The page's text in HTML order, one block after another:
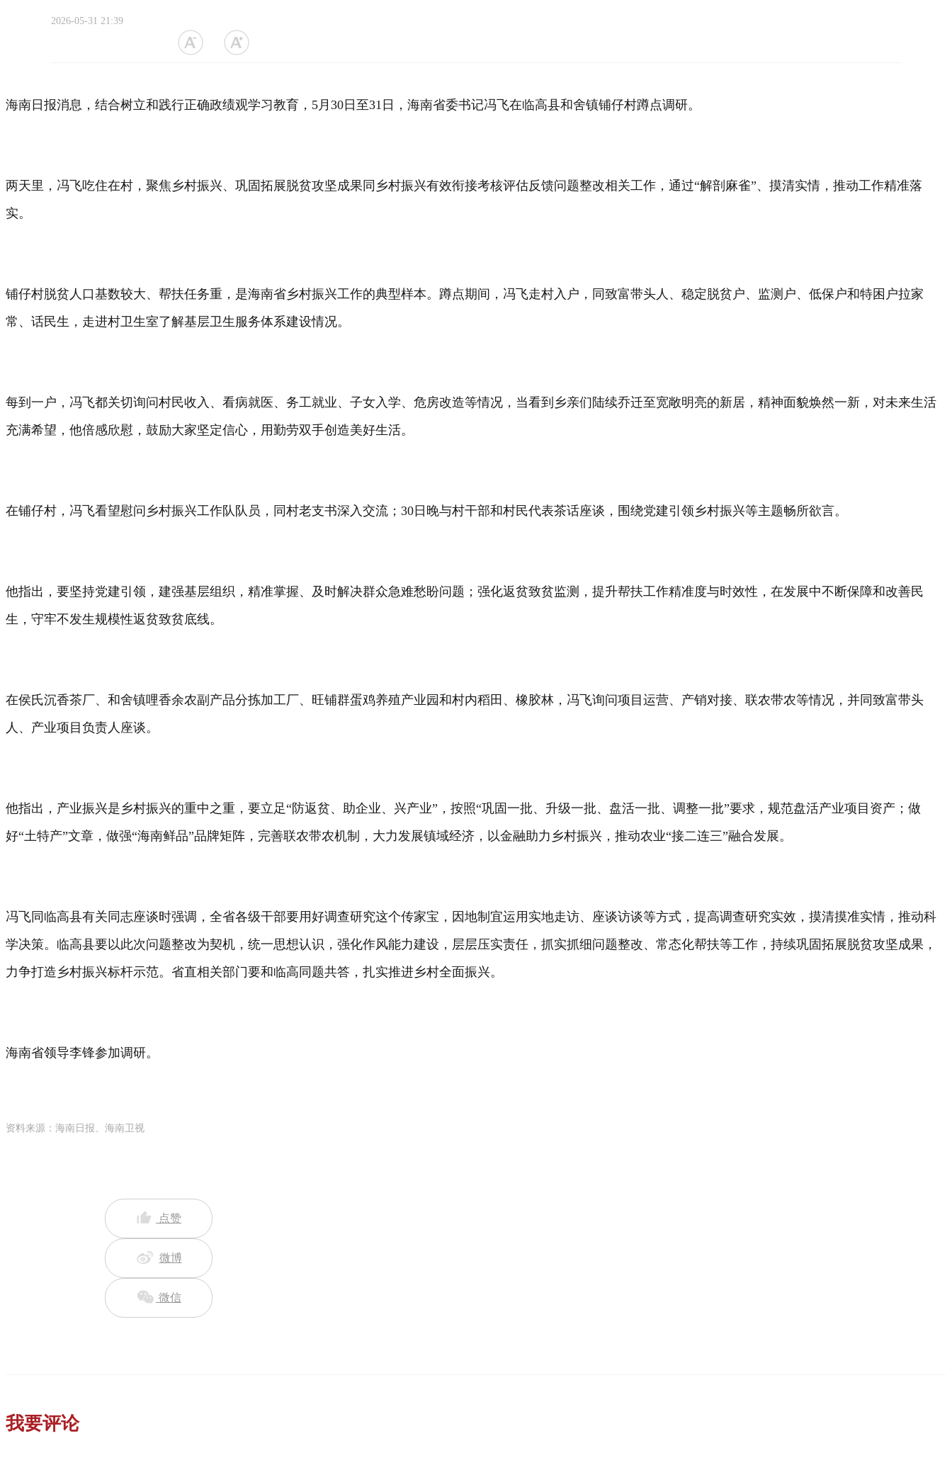
2026-05-31 21:39
海南日报消息，结合树立和践行正确政绩观学习教育，5月30日至31日，海南省委书记冯飞在临高县和舍镇铺仔村蹲点调研。
两天里，冯飞吃住在村，聚焦乡村振兴、巩固拓展脱贫攻坚成果同乡村振兴有效衔接考核评估反馈问题整改相关工作，通过“解剖麻雀”、摸清实情，推动工作精准落
实。
铺仔村脱贫人口基数较大、帮扶任务重，是海南省乡村振兴工作的典型样本。蹲点期间，冯飞走村入户，同致富带头人、稳定脱贫户、监测户、低保户和特困户拉家
常、话民生，走进村卫生室了解基层卫生服务体系建设情况。
每到一户，冯飞都关切询问村民收入、看病就医、务工就业、子女入学、危房改造等情况，当看到乡亲们陆续乔迁至宽敞明亮的新居，精神面貌焕然一新，对未来生活
充满希望，他倍感欣慰，鼓励大家坚定信心，用勤劳双手创造美好生活。
在铺仔村，冯飞看望慰问乡村振兴工作队队员，同村老支书深入交流；30日晚与村干部和村民代表茶话座谈，围绕党建引领乡村振兴等主题畅所欲言。
他指出，要坚持党建引领，建强基层组织，精准掌握、及时解决群众急难愁盼问题；强化返贫致贫监测，提升帮扶工作精准度与时效性，在发展中不断保障和改善民
生，守牢不发生规模性返贫致贫底线。
在侯氏沉香茶厂、和舍镇哩香余农副产品分拣加工厂、旺铺群蛋鸡养殖产业园和村内稻田、橡胶林，冯飞询问项目运营、产销对接、联农带农等情况，并同致富带头
人、产业项目负责人座谈。
他指出，产业振兴是乡村振兴的重中之重，要立足“防返贫、助企业、兴产业”，按照“巩固一批、升级一批、盘活一批、调整一批”要求，规范盘活产业项目资产；做
好“土特产”文章，做强“海南鲜品”品牌矩阵，完善联农带农机制，大力发展镇域经济，以金融助力乡村振兴，推动农业“接二连三”融合发展。
冯飞同临高县有关同志座谈时强调，全省各级干部要用好调查研究这个传家宝，因地制宜运用实地走访、座谈访谈等方式，提高调查研究实效，摸清摸准实情，推动科
学决策。临高县要以此次问题整改为契机，统一思想认识，强化作风能力建设，层层压实责任，抓实抓细问题整改、常态化帮扶等工作，持续巩固拓展脱贫攻坚成果，
力争打造乡村振兴标杆示范。省直相关部门要和临高同题共答，扎实推进乡村全面振兴。
海南省领导李锋参加调研。
资料来源：海南日报、海南卫视
点赞
微博
微信
我要评论